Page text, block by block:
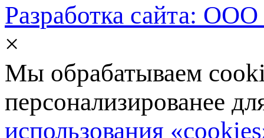
Разработка сайта: ООО
×
Мы обрабатываем
персонализированее
использования